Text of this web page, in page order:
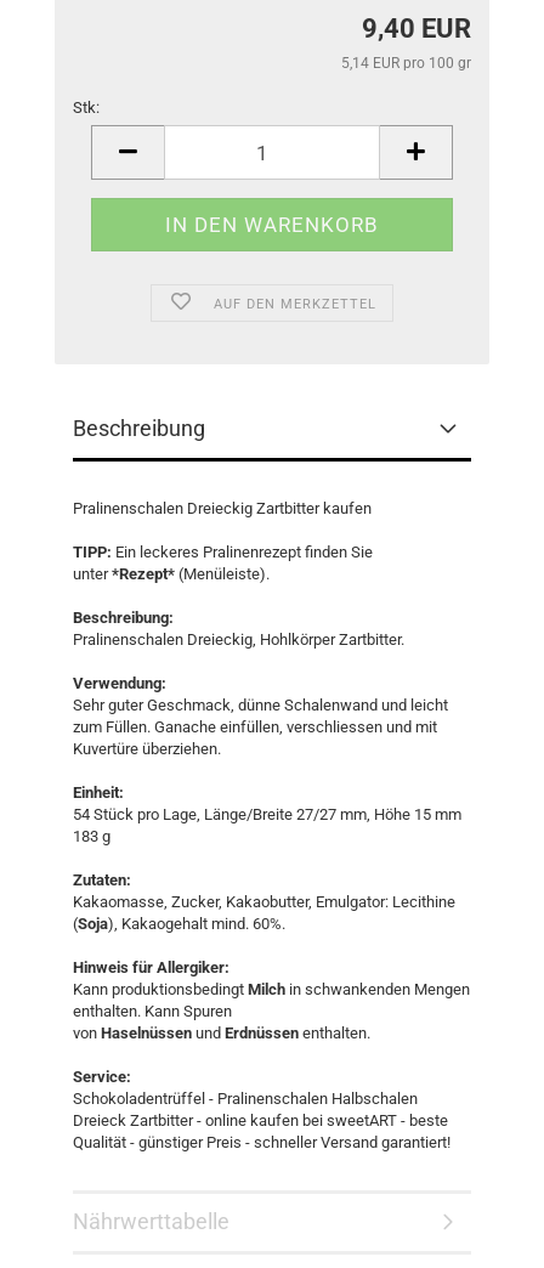
9,40 EUR
5,14 EUR pro 100 gr
Stk:
AUF DEN MERKZETTEL
Beschreibung
Pralinenschalen Dreieckig Zartbitter kaufen
TIPP: Ein leckeres Pralinenrezept finden Sie
unter*Rezept* (Menüleiste).
Beschreibung:
Pralinenschalen Dreieckig, Hohlkörper Zartbitter.
Verwendung:
Sehr guter Geschmack, dünne Schalenwand und leicht
zum Füllen. Ganache einfüllen, verschliessen und mit
Kuvertüre überziehen.
Einheit:
54 Stück pro Lage, Länge/Breite 27/27 mm, Höhe 15 mm
​183 g
Zutaten:
Kakaomasse, Zucker, Kakaobutter, Emulgator: Lecithine
(Soja), Kakaogehalt mind. 60%.
Hinweis für Allergiker:
Kann produktionsbedingt Milch in schwankenden Mengen
enthalten. Kann Spuren
von Haselnüssen und Erdnüssen enthalten.
Service:
Schokoladentrüffel - Pralinenschalen Halbschalen
Dreieck Zartbitter - online kaufen bei sweetART - beste
Qualität - günstiger Preis - schneller Versand garantiert!​
Nährwerttabelle